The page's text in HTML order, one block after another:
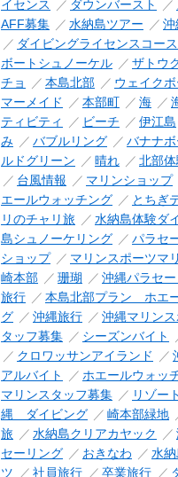
イセンス
ダウンバースト
AFF募集
水納島ツアー
沖
ダイビングライセンスコース
ボートシュノーケル
ザトウ
チョ
本島北部 ウェイクボ
マーメイド
本部町 海
ティビティ
ビーチ 伊江島
み
バブルリング バナナボ
ルドグリーン
晴れ
北部
台風情報
マリンショップ
エールウォッチング
とちぎ
リのチャリ旅
水納島体験ダ
島シュノーケリング
パラセ
ショップ
マリンスポーツマ
崎本部
珊瑚 沖縄パラセ
旅行
本島北部プラン ホエ
グ
沖縄旅行 沖縄マリン
タッフ募集
シーズンバイト
クロワッサンアイランド
アルバイト
ホエールウォッ
マリンスタッフ募集
リゾー
縄 ダイビング
崎本部緑地
旅
水納島クリアカヤック
セーリング
おきなわ
水
ツ
社員旅行 卒業旅行